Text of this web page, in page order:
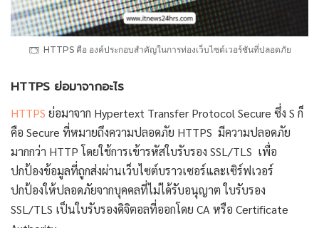
HTTPS คือ องค์ประกอบสำคัญในการท่องเว็บไซต์เวอร์ชันที่ปลอดภัย
HTTPS ย่อมาจากอะไร
HTTPS ย่อมาจาก Hypertext Transfer Protocol Secure ซึ่ง S ก็
คือ Secure ที่หมายถึงความปลอดภัย HTTPS มีความปลอดภัย
มากกว่า HTTP โดยใช้การเข้ารหัสใบรับรอง SSL/TLS เพื่อ
ปกป้องข้อมูลที่ถูกส่งผ่านเว็บไซต์บราวเซอร์และเซิร์ฟเวอร์
ปกป้องให้ปลอดภัยจากบุคคลที่ไม่ได้รับอนุญาต ใบรับรอง
SSL/TLS เป็นใบรับรองดิจิตอลที่ออกโดย CA หรือ Certificate